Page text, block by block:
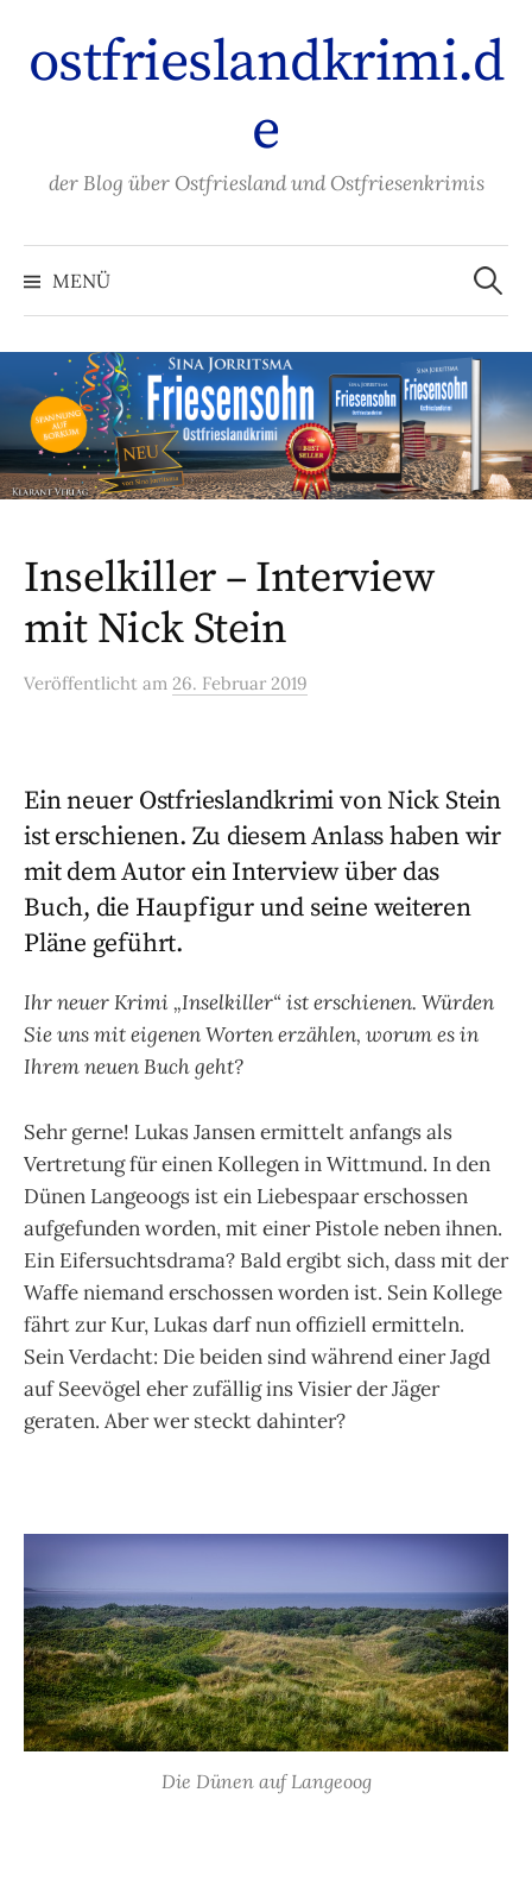
Inhalt
überspringen
ostfrieslandkrimi.d
e
der Blog über Ostfriesland und Ostfriesenkrimis
MENÜ
Suchen
nach:
Inselkiller – Interview
mit Nick Stein
Veröffentlicht am 26. Februar 2019
Ein neuer Ostfrieslandkrimi von Nick Stein
ist erschienen. Zu diesem Anlass haben wir
mit dem Autor ein Interview über das
Buch, die Haupfigur und seine weiteren
Pläne geführt.
Ihr neuer Krimi „Inselkiller“ ist erschienen. Würden
Sie uns mit eigenen Worten erzählen, worum es in
Ihrem neuen Buch geht?
Sehr gerne! Lukas Jansen ermittelt anfangs als
Vertretung für einen Kollegen in Wittmund. In den
Dünen Langeoogs ist ein Liebespaar erschossen
aufgefunden worden, mit einer Pistole neben ihnen.
Ein Eifersuchtsdrama? Bald ergibt sich, dass mit der
Waffe niemand erschossen worden ist. Sein Kollege
fährt zur Kur, Lukas darf nun offiziell ermitteln.
Sein Verdacht: Die beiden sind während einer Jagd
auf Seevögel eher zufällig ins Visier der Jäger
geraten. Aber wer steckt dahinter?
Die Dünen auf Langeoog